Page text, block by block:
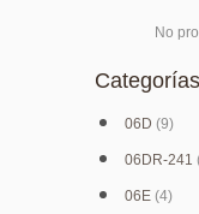
No
06D (9)
06DR-241
06E (4)